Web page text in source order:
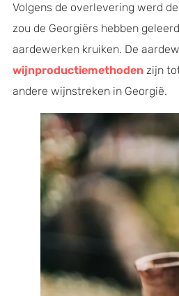
Volgens de overlevering werd
zou de Georgiërs hebben
aardewerken kruiken. De
wijnproductiemethoden zijn
andere wijnstreken in Georgië.